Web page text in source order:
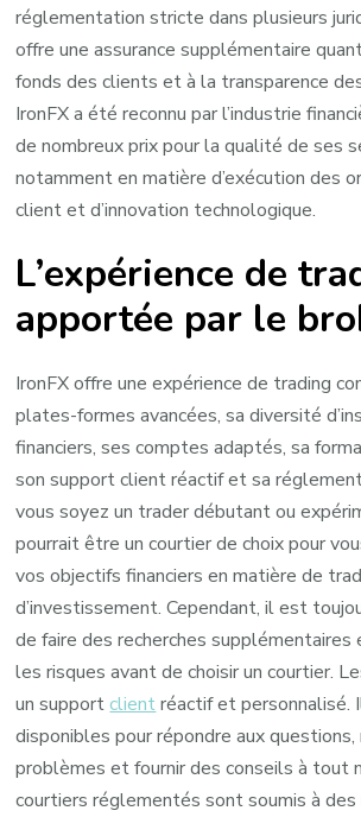
réglementation stricte dans plusieurs
offre une assurance supplémentaire
fonds des clients et à la transparence
IronFX a été reconnu par l’industrie
de nombreux prix pour la qualité de ses
notamment en matière d’exécution des
client et d’innovation technologique.
L’expérience de
apportée par le
IronFX offre une expérience de trading
plates-formes avancées, sa diversité
financiers, ses comptes adaptés, sa
son support client réactif et sa
vous soyez un trader débutant ou
pourrait être un courtier de choix pour
vos objectifs financiers en matière de
d’investissement. Cependant, il est
de faire des recherches supplémentaires
les risques avant de choisir un courtier.
un supportclientréactif et personnalisé.
disponibles pour répondre aux
problèmes et fournir des conseils à tout
courtiers réglementés sont soumis à